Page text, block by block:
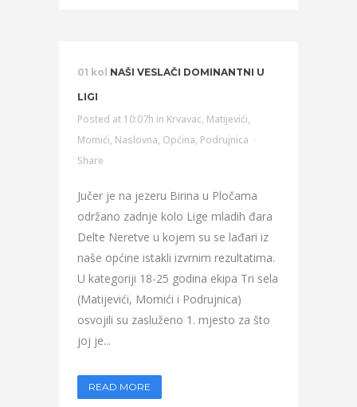
01 kol NAŠI VESLAČI DOMINANTNI U
LIGI
Posted at 10:07h in Krvavac, Matijevići,
Momići, Naslovna, Općina, Podrujnica
Share
Jučer je na jezeru Birina u Pločama
održano zadnje kolo Lige mladih đara
Delte Neretve u kojem su se lađari iz
naše općine istakli izvrnim rezultatima.
U kategoriji 18-25 godina ekipa Tri sela
(Matijevići, Momići i Podrujnica)
osvojili su zasluženo 1. mjesto za što
joj je...
READ MORE